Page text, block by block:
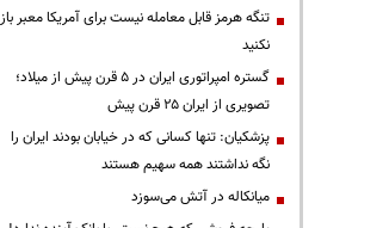
تنگه هرمز قابل معامله نیست برای آمریکا معبر باز
نکنید
گستره امپراتوری ایران در ۵ قرن پیش از میلاد؛
تصویری از ایران ۲۵ قرن پیش
پزشکیان: تنها کسانی که در خیابان بودند ایران را
نگه نداشتند همه سهیم هستند
میانکاله در آتش می‌سوزد